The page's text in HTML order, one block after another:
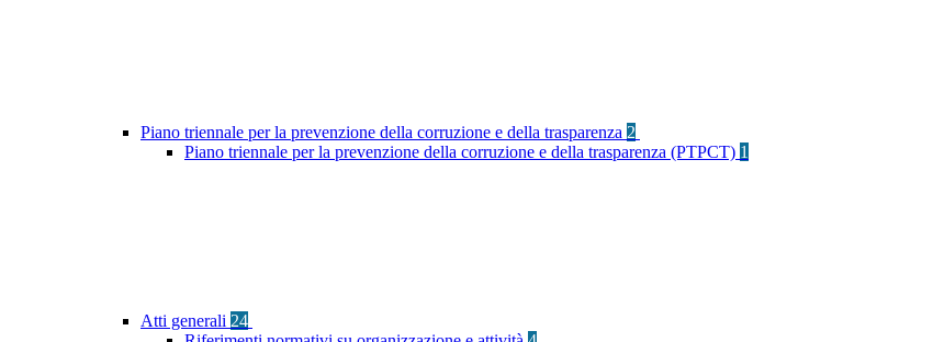
Piano triennale per la prevenzione della corruzione e della trasparenza 2
Piano triennale per la prevenzione della corruzione e della trasparenza (PTPCT) 1
Atti generali 24